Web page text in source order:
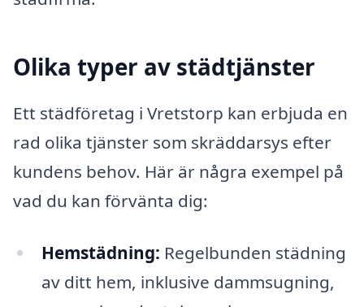
Olika typer av städtjänster
Ett städföretag i Vretstorp kan erbjuda en
rad olika tjänster som skräddarsys efter
kundens behov. Här är några exempel på
vad du kan förvänta dig:
Hemstädning: Regelbunden städning
av ditt hem, inklusive dammsugning,